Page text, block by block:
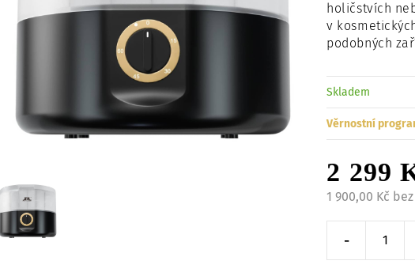
holičstvích
v
podobných
Skladem
Věrnostní
2 299
1 900,00 Kč bez
Snížit o
-